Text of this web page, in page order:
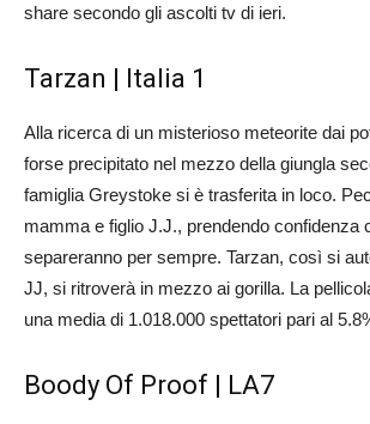
share secondo gli ascolti tv di ieri.
Tarzan | Italia 1
Alla ricerca di un misterioso meteorite dai
forse precipitato nel mezzo della giungla
famiglia Greystoke si è trasferita in loco.
mamma e figlio J.J., prendendo confidenza
separeranno per sempre. Tarzan, così si
JJ, si ritroverà in mezzo ai gorilla. La
una media di 1.018.000 spettatori pari al
Boody Of Proof | LA7